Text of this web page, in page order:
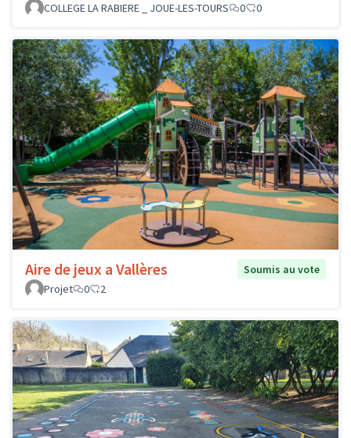
COLLEGE LA RABIERE _ JOUE-LES-TOURS
0 0
Aire de jeux a Vallères
Soumis au vote
Projet
0 2